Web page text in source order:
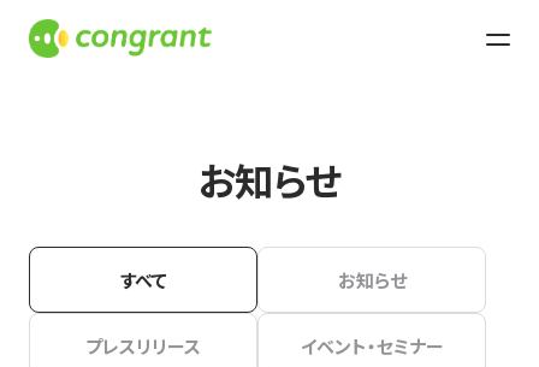
お知らせ
すべて お知らせ
プレスリリース イベント・セミナー